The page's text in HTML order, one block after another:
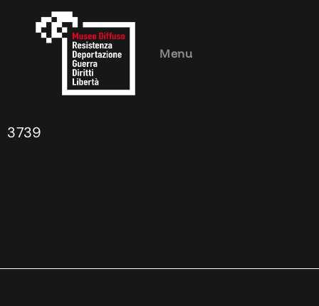
Menu
3739